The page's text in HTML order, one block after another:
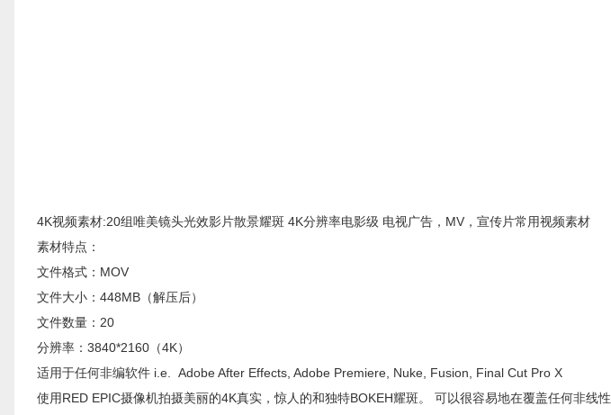
4K视频素材:20组唯美镜头光效影片散景耀斑 4K分辨率电影级 电视广告，MV，宣传片常用视频素材
素材特点：
文件格式：MOV
文件大小：448MB（解压后）
文件数量：20
分辨率：3840*2160（4K）
适用于任何非编软件 i.e. Adobe After Effects, Adobe Premiere, Nuke, Fusion, Final Cut Pro X
使用RED EPIC摄像机拍摄美丽的4K真实，惊人的和独特BOKEH耀斑。 可以很容易地在覆盖任何非线